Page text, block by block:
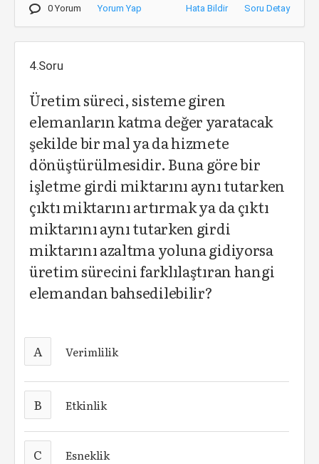
0 Yorum Yorum Yap Hata Bildir Soru Detay
4.Soru
Üretim süreci, sisteme giren
elemanların katma değer yaratacak
şekilde bir mal ya da hizmete
dönüştürülmesidir. Buna göre bir
işletme girdi miktarını aynı tutarken
çıktı miktarını artırmak ya da çıktı
miktarını aynı tutarken girdi
miktarını azaltma yoluna gidiyorsa
üretim sürecini farklılaştıran hangi
elemandan bahsedilebilir?
A Verimlilik
B Etkinlik
C Esneklik